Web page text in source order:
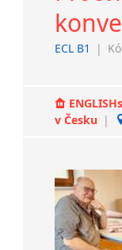
ECL B1 |
v Česku |